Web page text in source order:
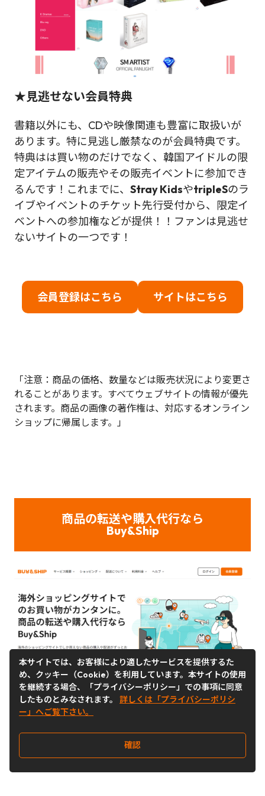
★見逃せない会員特典
書籍以外にも、CDや映像関連も豊富に取扱いが
あります。特に見逃し厳禁なのが会員特典です。
特典はは買い物のだけでなく、韓国アイドルの限
定アイテムの販売やその販売イベントに参加でき
るんです！これまでに、 Stray KidsやtripleSのラ
イブやイベントのチケット先行受付から、限定イ
ベントへの参加権などが提供！！ファンは見逃せ
ないサイトの一つです！
会員登録はこちら サイトはこちら
「注意：商品の価格、数量などは販売状況により変更さ
れることがあります。すべてウェブサイトの情報が優先
されます。商品の画像の著作権は、対応するオンライン
ショップに帰属します。」
商品の転送や購入代行なら
Buy&Ship
Step 1
Buy&Shipのウェブサイト
手続きを完了してください。
本サイトでは、お客様により適したサービスを提供するた
め、クッキー（Cookie）を利用しています。本サイトの使用
を継続する場合、「プライバシーポリシー」での事項に同意
したものとみなされます。 詳しくは「プライバシーポリシ
ー」へご覧下さい。
確認